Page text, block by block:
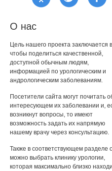
О нас
Цель нашего проекта заключается
чтобы поделиться качественной,
доступной обычным людям,
информацией по урологическим и
андрологическим заболеваниям.
Посетители сайта могут почитать
интересующем их заболевании и,
возникнут вопросы, то имеют
возможность задать их напрямую
нашему врачу через консультацию.
Также в соответствующем разделе
можно выбрать клинику урологии,
которая максимально близко